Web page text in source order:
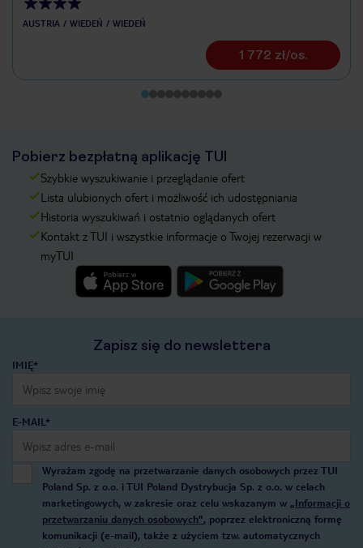
AUSTRIA WIEDEŃ WIEDEŃ
1 772 zł/os.
Pobierz bezpłatną aplikację TUI
Szybkie wyszukiwanie i przeglądanie ofert
Lista ulubionych ofert i możliwość ich udostępniania
Historia wyszukiwań i ostatnio oglądanych ofert
Kontakt z TUI i wszystkie informacje o Twojej rezerwacji w
myTUI
Zapisz się do newslettera
IMIĘ*
E-MAIL*
Wyrażam zgodę na przetwarzanie danych osobowych przez TUI
Poland Sp. z o.o. i TUI Poland Dystrybucja Sp. z o.o. w celach
marketingowych, w zakresie oraz celu wskazanym w „Informacji o
przetwarzaniu danych osobowych”, poprzez elektroniczną formę
komunikacji (e-mail), także z użyciem tzw. automatycznych